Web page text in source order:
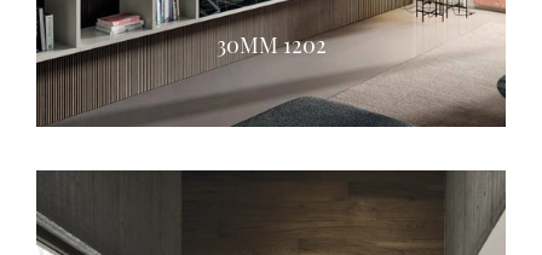
30MM 1202